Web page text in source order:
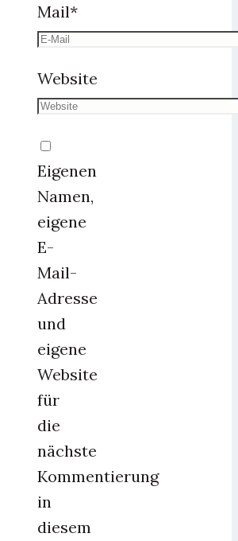
Mail*
Website
Eigenen
Namen,
eigene
E-
Mail-
Adresse
und
eigene
Website
für
die
nächste
Kommentierung
in
diesem